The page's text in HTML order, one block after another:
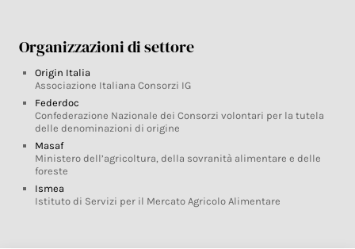
Organizzazioni di settore
Origin Italia
Associazione Italiana Consorzi IG
Federdoc
Confederazione Nazionale dei Consorzi volontari per la tutela
delle denominazioni di origine
Masaf
Ministero dell’agricoltura, della sovranità alimentare e delle
foreste
Ismea
Istituto di Servizi per il Mercato Agricolo Alimentare